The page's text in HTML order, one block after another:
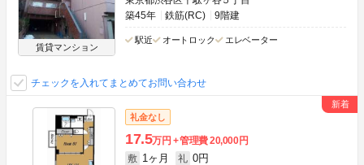
賃貸マンション
築45年
鉄筋(RC) 9階建
駅近 オートロック エレベーター
チェックを入れてまとめてお問い合わせ
礼金なし
17.5万円 管理費20,000円
敷 1ヶ月 礼 0円